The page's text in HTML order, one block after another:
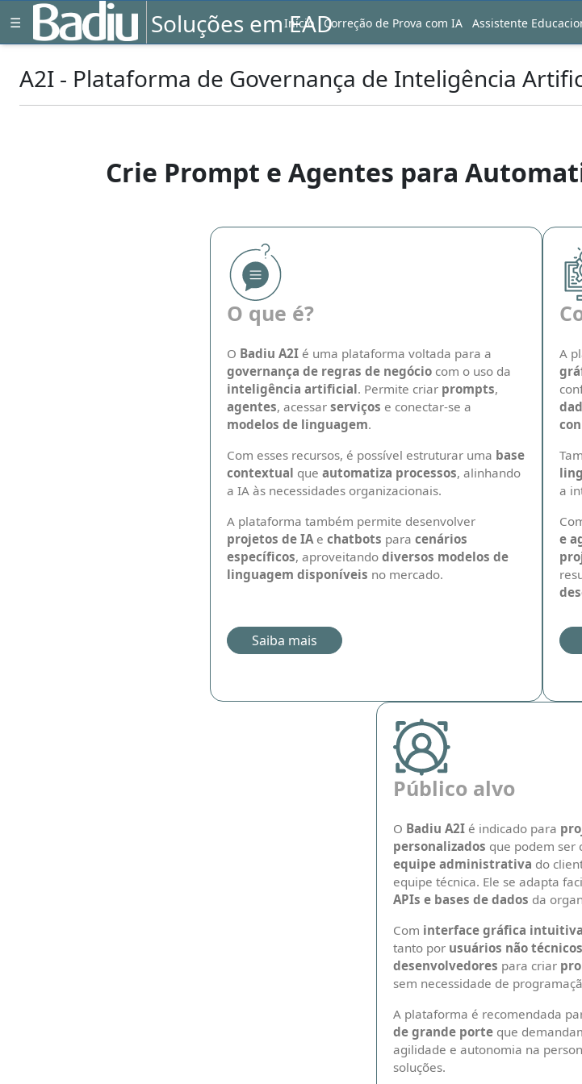
Toggle
navigation
☰ Soluções em EAD
Início Correção de Prova com IA Assistente
A2I - Plataforma de Governança de Inteligência
Crie Prompt e Agentes para
O que é?
O Badiu A2I é uma plataforma voltada para a
governança de regras de negócio com o uso da
inteligência artificial. Permite criar prompts,
agentes, acessar serviços e conectar-se a
modelos de linguagem.
Com esses recursos, é possível estruturar uma base
contextual que automatiza processos, alinhando
a IA às necessidades organizacionais.
A plataforma também permite desenvolver
projetos de IAe chatbots para cenários
específicos, aproveitando diversos modelos de
linguagem disponíveis no mercado.
Saiba mais
A
a
e
Público alvo
O Badiu A2I é indicado para
personalizados que podem ser
equipe administrativa do
equipe técnica. Ele se adapta
APIs e bases de dados da
Com interface gráfica intuitiva
tanto por usuários não técnicos
desenvolvedores para criar
sem necessidade de
A plataforma é recomendada
de grande porte que
agilidade e autonomia na
soluções.